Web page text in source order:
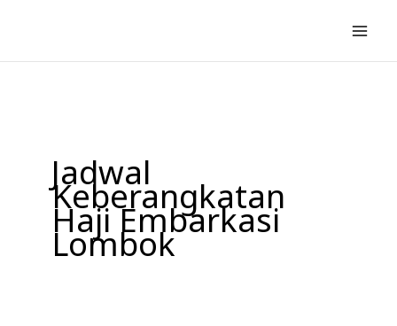
konten
Jadwal
Keberangkatan
Haji Embarkasi
Lombok